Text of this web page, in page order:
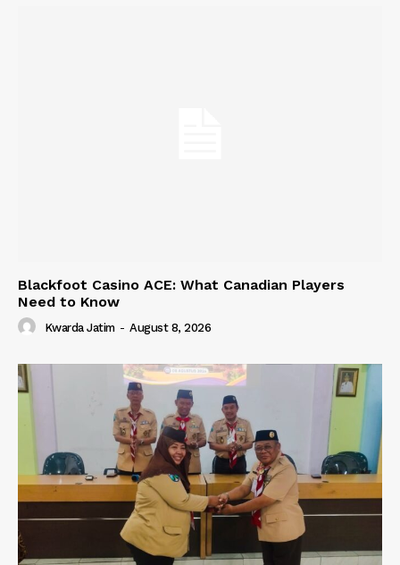
Blackfoot Casino ACE: What Canadian Players
Need to Know
Kwarda Jatim - August 8, 2026